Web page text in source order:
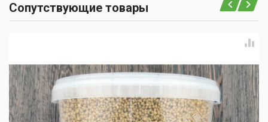
Сопутствующие товары